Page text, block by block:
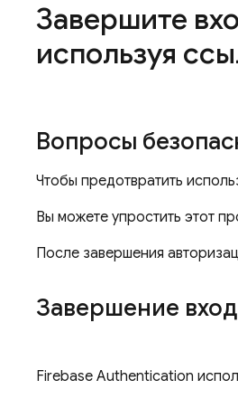
Завершите
используя
Вопросы
Чтобы предотвратить
Вы можете упростить этот
После завершения
Завершение
Firebase Authentication